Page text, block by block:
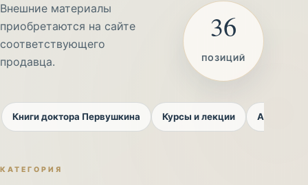
Внешние материалы
приобретаются на сайте
соответствующего
продавца.
36
ПОЗИЦИЙ
Книги доктора Первушкина Курсы и лекции
КАТЕГОРИЯ